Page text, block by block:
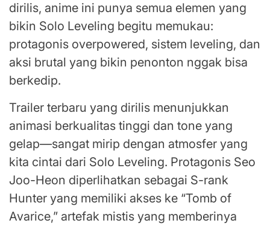
dirilis, anime ini punya semua elemen yang
bikin Solo Leveling begitu memukau:
protagonis overpowered, sistem leveling, dan
aksi brutal yang bikin penonton nggak bisa
berkedip.
Trailer terbaru yang dirilis menunjukkan
animasi berkualitas tinggi dan tone yang
gelap—sangat mirip dengan atmosfer yang
kita cintai dari Solo Leveling. Protagonis Seo
Joo-Heon diperlihatkan sebagai S-rank
Hunter yang memiliki akses ke “Tomb of
Avarice,” artefak mistis yang memberinya